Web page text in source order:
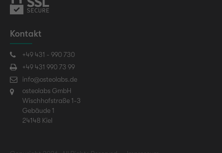
Kontakt
+49 431 - 990 730
+49 431 990 73 99
info@osteolabs.de
osteolabs GmbH
Wischhofstraße 1-3
Gebäude 1
24148 Kiel